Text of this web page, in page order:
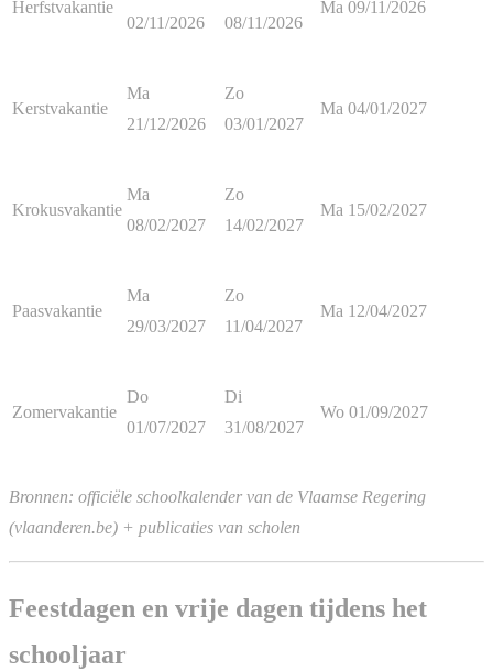
Herfstvakantie
02/11/2026
08/11/2026
Ma 09/11/2026
Kerstvakantie
Ma
21/12/2026
Zo
03/01/2027
Ma 04/01/2027
Krokusvakantie
Ma
08/02/2027
Zo
14/02/2027
Ma 15/02/2027
Paasvakantie
Ma
29/03/2027
Zo
11/04/2027
Ma 12/04/2027
Zomervakantie
Do
01/07/2027
Di
31/08/2027
Wo 01/09/2027
Bronnen: officiële schoolkalender van de Vlaamse Regering
(vlaanderen.be) + publicaties van scholen
Feestdagen en vrije dagen tijdens het
schooljaar